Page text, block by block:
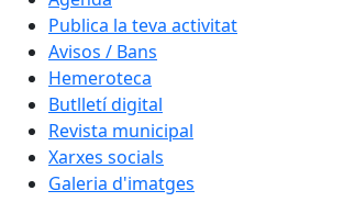
Publica la teva activitat
Avisos / Bans
Hemeroteca
Butlletí digital
Revista municipal
Xarxes socials
Galeria d'imatges